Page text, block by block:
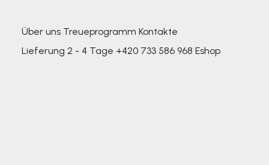
Über uns Treueprogramm Kontakte
Lieferung 2 - 4 Tage +420 733 586 968 Eshop